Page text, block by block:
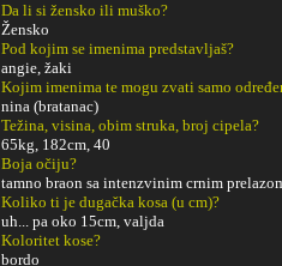
Da li si žensko ili muško?
Žensko
Pod kojim se imenima predstavljaš?
angie, žaki
Kojim imenima te mogu zvati samo
nina (bratanac)
Težina, visina, obim struka, broj cipela?
65kg, 182cm, 40
Boja očiju?
tamno braon sa intenzvinim crnim
Koliko ti je dugačka kosa (u cm)?
uh... pa oko 15cm, valjda
Koloritet kose?
bordo